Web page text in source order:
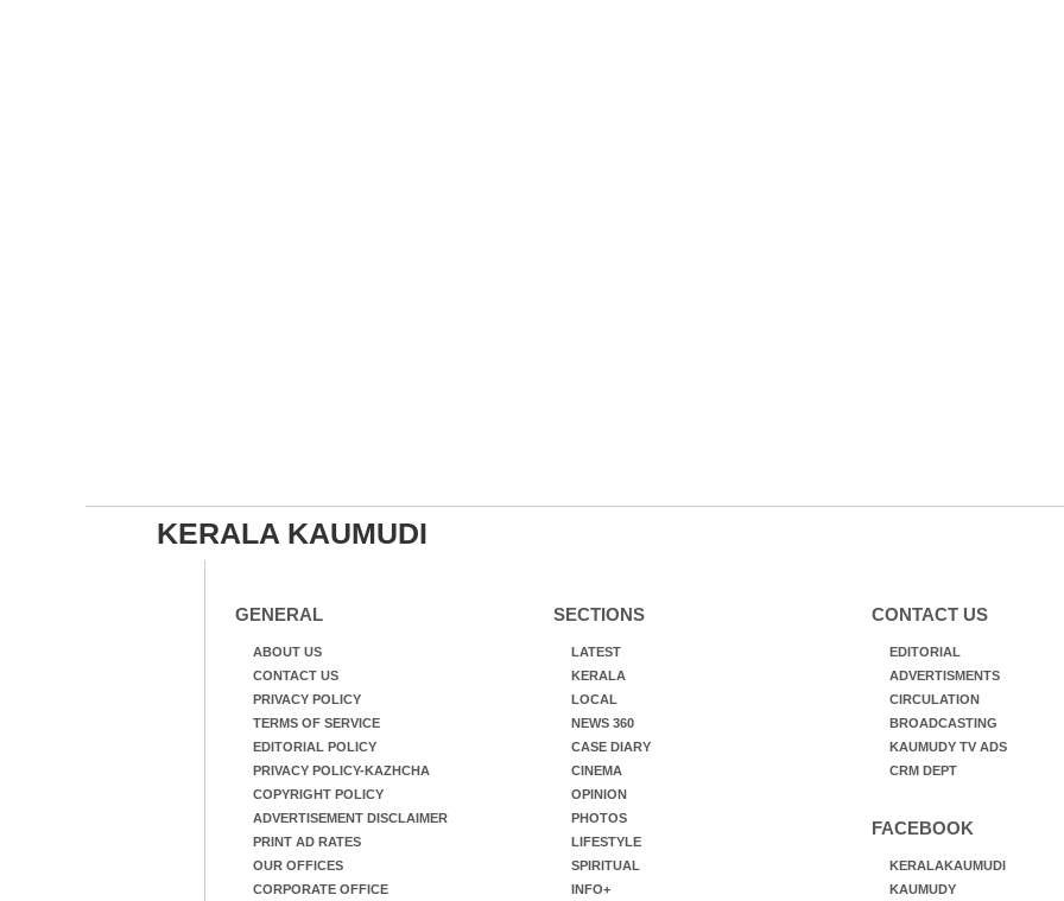
KERALA KAUMUDI
GENERAL
ABOUT US
CONTACT US
PRIVACY POLICY
TERMS OF SERVICE
EDITORIAL POLICY
PRIVACY POLICY-KAZHCHA
COPYRIGHT POLICY
ADVERTISEMENT DISCLAIMER
PRINT AD RATES
OUR OFFICES
CORPORATE OFFICE
SECTIONS
LATEST
KERALA
LOCAL
NEWS 360
CASE DIARY
CINEMA
OPINION
PHOTOS
LIFESTYLE
SPIRITUAL
INFO+
CONTACT US
EDITORIAL
ADVERTISMENTS
CIRCULATION
BROADCASTING
KAUMUDY TV ADS
CRM DEPT
FACEBOOK
KERALAKAUMUDI
KAUMUDY